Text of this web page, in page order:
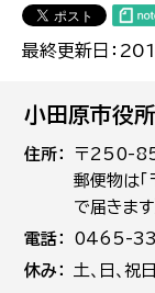
最終更新日：
小田原市役所
住所
〒250-
郵便物は
で届きます
電話
0465-33-
休み
土､日､祝